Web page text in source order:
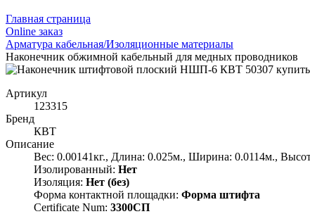
Главная страница
Оnline заказ
Арматура кабельная/Изоляционные материалы
Наконечник обжимной кабельный для медных проводников
Артикул
123315
Бренд
КВТ
Описание
Вес: 0.00141кг., Длина: 0.025м., Ширина: 0.0114м.,
Изолированный: Нет
Изоляция: Нет (без)
Форма контактной площадки: Форма штифта
Certificate Num: 3300СП